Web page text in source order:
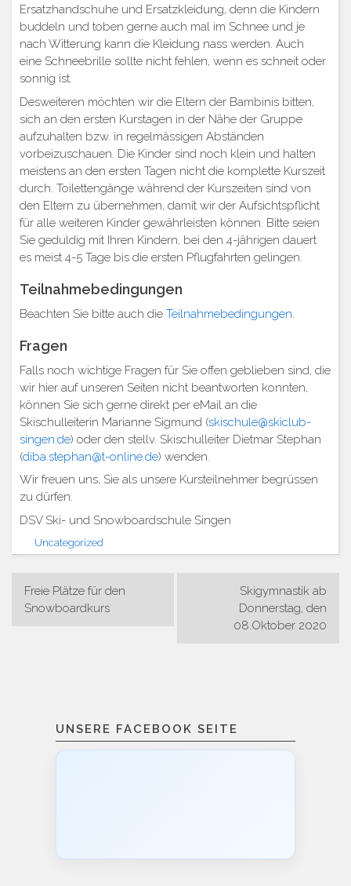
Ersatzhandschuhe und Ersatzkleidung, denn die Kindern
buddeln und toben gerne auch mal im Schnee und je
nach Witterung kann die Kleidung nass werden. Auch
eine Schneebrille sollte nicht fehlen, wenn es schneit oder
sonnig ist.
Desweiteren möchten wir die Eltern der Bambinis bitten,
sich an den ersten Kurstagen in der Nähe der Gruppe
aufzuhalten bzw. in regelmässigen Abständen
vorbeizuschauen. Die Kinder sind noch klein und halten
meistens an den ersten Tagen nicht die komplette Kurszeit
durch. Toilettengänge während der Kurszeiten sind von
den Eltern zu übernehmen, damit wir der Aufsichtspflicht
für alle weiteren Kinder gewährleisten können. Bitte seien
Sie geduldig mit Ihren Kindern, bei den 4-jährigen dauert
es meist 4-5 Tage bis die ersten Pflugfahrten gelingen.
Teilnahmebedingungen
Beachten Sie bitte auch die Teilnahmebedingungen
Fragen
Falls noch wichtige Fragen für Sie offen geblieben sind, die
wir hier auf unseren Seiten nicht beantworten konnten,
können Sie sich gerne direkt per eMail an die
Skischulleiterin Marianne Sigmund (skischule@skiclub-
singen.de) oder den stellv. Skischulleiter Dietmar Stephan
(diba.stephan@t-online.de) wenden.
Wir freuen uns, Sie als unsere Kursteilnehmer begrüssen
zu dürfen.
DSV Ski- und Snowboardschule Singen
Uncategorized
Beitragsnavigation
Freie Plätze für den
Snowboardkurs
Skigymnastik ab
Donnerstag, den
08.Oktober 2020
UNSERE FACEBOOK SEITE